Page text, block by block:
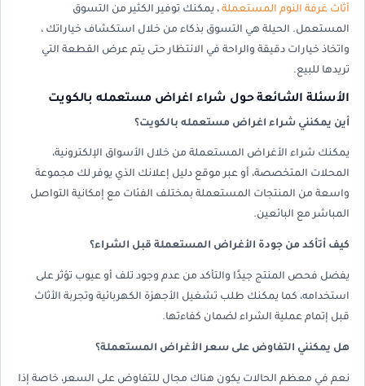
أثاث غرفة النوم المستعملة ، يمكنك توفير الكثير من التسوق
المستعمل. الحيلة هي التسوق بذكاء من خلال استكشاف خياراتك ،
واتخاذ خيارات دقيقة والراحة في الانتظار حتى يتم عرض القطعة التي
تريدها للبيع.
الأسئلة الشائعة حول شراء اغراض مستعمله بالكويت
أين يمكنني شراء اغراض مستعمله بالكويت؟
يمكنك شراء الأغراض المستعملة من خلال الأسواق الإلكترونية،
المحلات المتخصصة، أو عبر موقع دليل إعلانك الذي يوفر لك مجموعة
واسعة من المنتجات المستعملة بمختلف الفئات مع إمكانية التواصل
المباشر مع البائعين.
كيف أتأكد من جودة الأغراض المستعملة قبل الشراء؟
يفضل فحص المنتج جيدًا والتأكد من عدم وجود تلف أو عيوب تؤثر على
استخدامه، كما يمكنك طلب تشغيل الأجهزة الكهربائية وتجربة الأثاث
قبل إتمام عملية الشراء لضمان كفاءتها.
هل يمكنني التفاوض على سعر الأغراض المستعملة؟
نعم في معظم الحالات يكون هناك مجال للتفاوض على السعر، خاصة إذا